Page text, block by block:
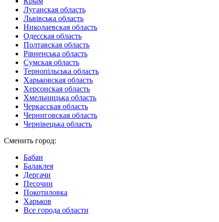
Луганская область
Львівська область
Николаевская область
Одесская область
Полтавская область
Рівненська область
Сумская область
Тернопільська область
Харьковская область
Херсонская область
Хмельницька область
Черкасская область
Черниговская область
Чернівецька область
Сменить город:
Бабаи
Балаклея
Дергачи
Песочин
Покотиловка
Харьков
Все города области